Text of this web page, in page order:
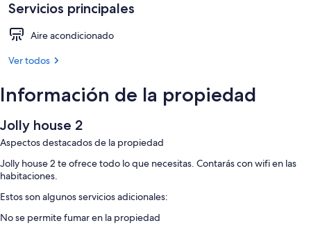
Servicios principales
Aire acondicionado
Ver todos
Información de la propiedad
Jolly house 2
Aspectos destacados de la propiedad
Jolly house 2 te ofrece todo lo que necesitas. Contarás con wifi en las
habitaciones.
Estos son algunos servicios adicionales:
No se permite fumar en la propiedad